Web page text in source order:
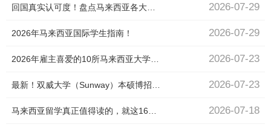
回国真实认可度！盘点马来西亚各大知名院校回国的真实定位 2026-07-29
2026年马来西亚国际学生指南！ 2026-07-29
2026年雇主喜爱的10所马来西亚大学毕业生！ 2026-07-23
2026-07-23
2026-07-18